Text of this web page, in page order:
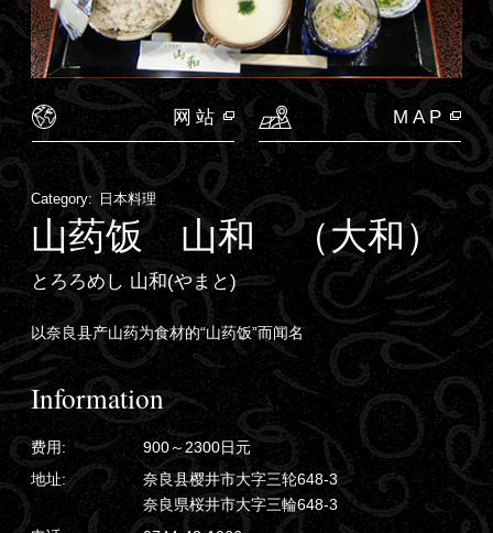
网站 MAP
Category: 日本料理
山药饭 山和 （大和）
とろろめし 山和(やまと)
以奈良县产山药为食材的“山药饭”而闻名
Information
费用:
900～2300日元
地址:
奈良县樱井市大字三轮648-3
奈良県桜井市大字三輪648-3